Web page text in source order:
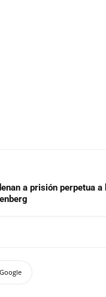
a prisión perpetua